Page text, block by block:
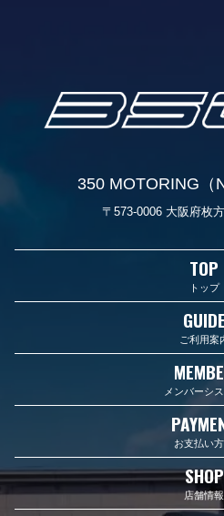
350 MOTORING（
〒573-0006 大阪府枚
TOP
トップ
GUIDE
ご利用案
メンバーシ
お支払い
SHOP
店舗情報